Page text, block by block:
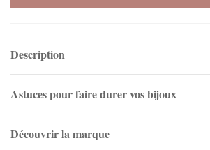
Description
Astuces pour faire durer vos bijoux
Découvrir la marque